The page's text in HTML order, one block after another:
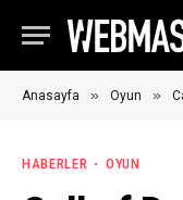
Anasayfa » Oyun »
HABERLER OYUN